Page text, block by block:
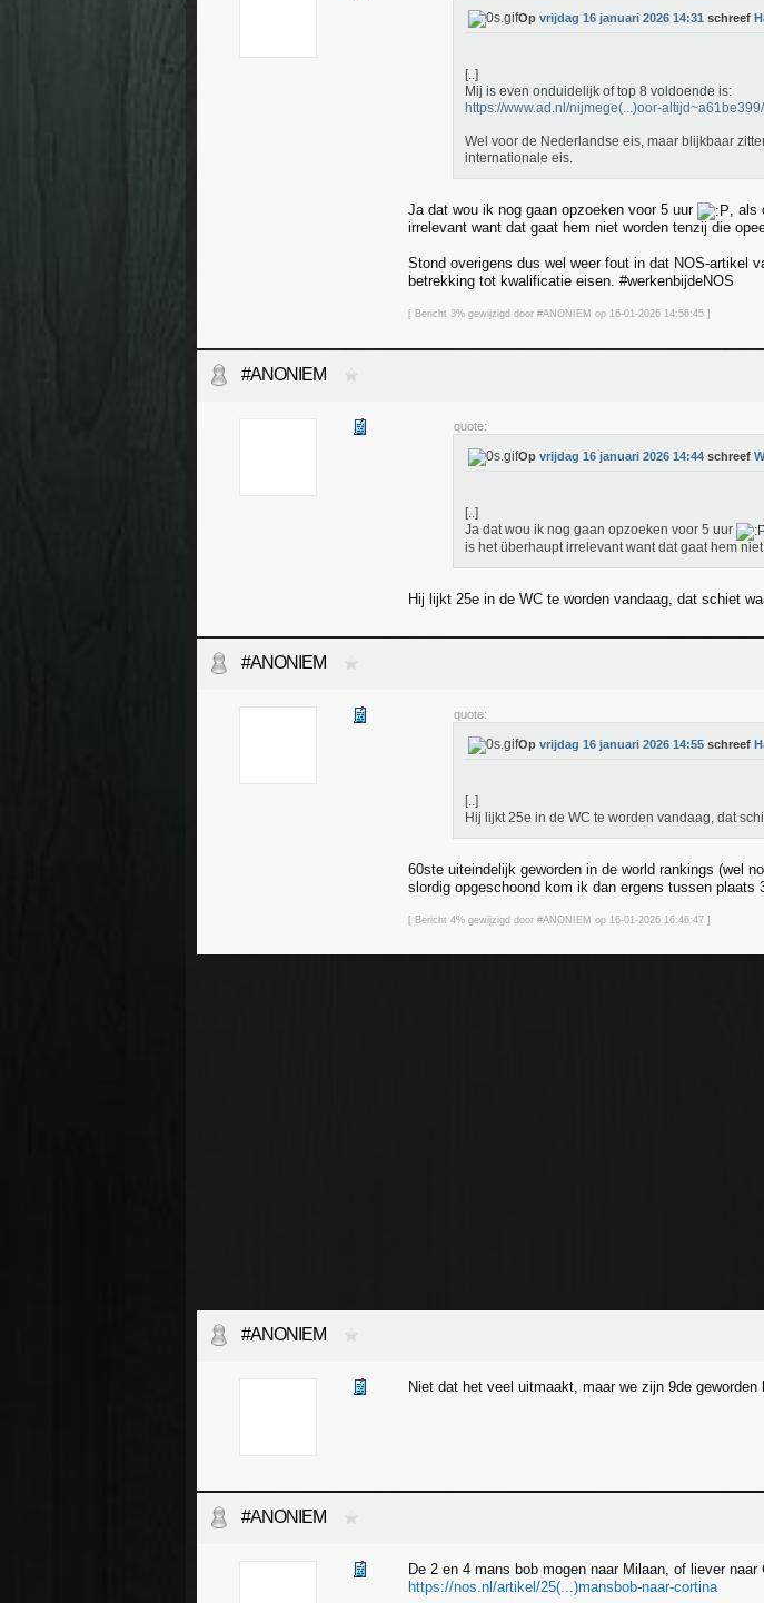
Op vrijdag 16 januari 2026 14:31 schreef
[..]
Mij is even onduidelijk of top 8 voldoende is:
https://www.ad.nl/nijmege(...)oor-altijd~a61be399/
Wel voor de Nederlandse eis, maar blijkbaar
internationale eis.
Ja dat wou ik nog gaan opzoeken voor 5 uur
, als
irrelevant want dat gaat hem niet worden tenzij die
Stond overigens dus wel weer fout in dat NOS-artikel
betrekking tot kwalificatie eisen. #werkenbijdeNOS
[ Bericht 3% gewijzigd door #ANONIEM op 16-01-2026 14:56:45 ]
#ANONIEM
quote:
Op vrijdag 16 januari 2026 14:44 schreef
[..]
Ja dat wou ik nog gaan opzoeken voor 5 uur
is het überhaupt irrelevant want dat gaat hem
Hij lijkt 25e in de WC te worden vandaag, dat schiet
#ANONIEM
quote:
Op vrijdag 16 januari 2026 14:55 schreef
[..]
Hij lijkt 25e in de WC te worden vandaag, dat
60ste uiteindelijk geworden in de world rankings (wel
slordig opgeschoond kom ik dan ergens tussen
[ Bericht 4% gewijzigd door #ANONIEM op 16-01-2026 16:46:47 ]
#ANONIEM
Niet dat het veel uitmaakt, maar we zijn 9de geworden
#ANONIEM
De 2 en 4 mans bob mogen naar Milaan, of liever naar
https://nos.nl/artikel/25(...)mansbob-naar-cortina